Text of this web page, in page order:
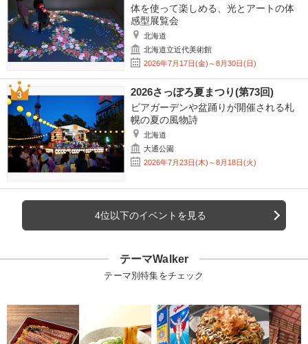
体を使って楽しめる、光とアートの体
感型展覧会
北海道
北海道立近代美術館
2026年7月17日(金)～8月30日(日)
2026さっぽろ夏まつり(第73回)
ビアガーデンや盆踊りが開催される札
幌の夏の風物詩
北海道
大通公園
2026年7月23日(木)～8月18日(火)
4位以下のイベントを見る
テーマWalker
テーマ別特集をチェック